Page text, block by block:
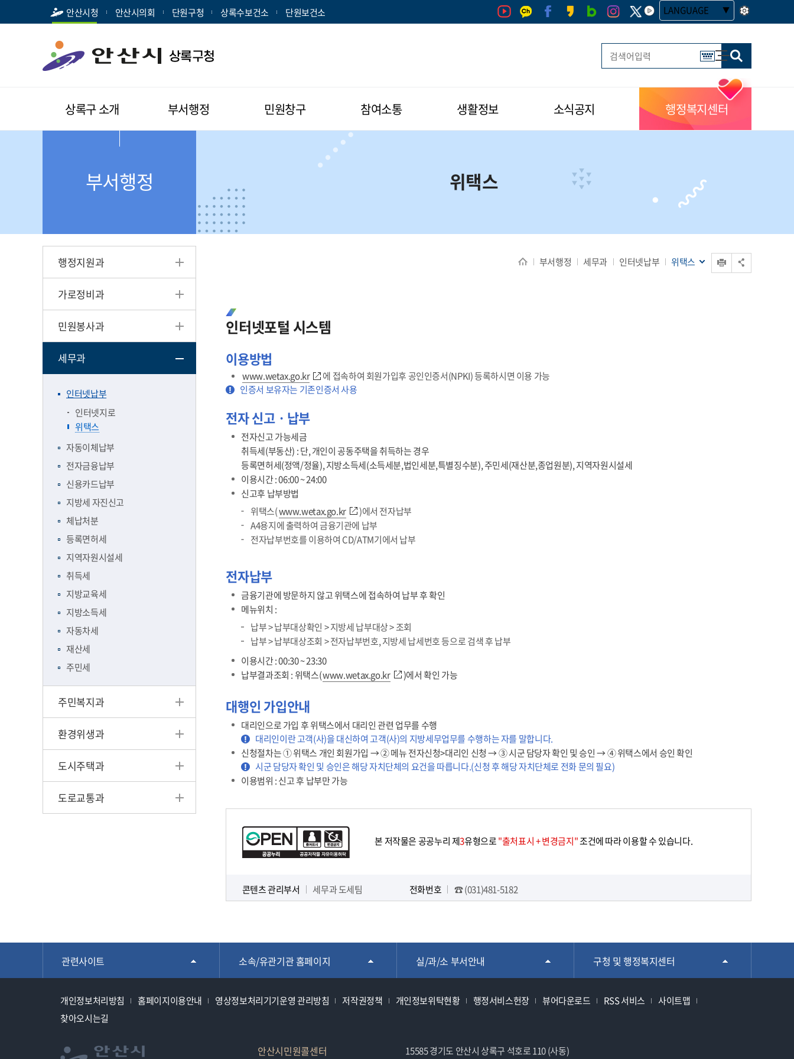
안산시청 안산시의회 단원구청 상록수보건소 단원보건소 LANGUAGE
상록구 소개 부서행정 민원창구 참여소통 생활정보 소식공지 행정복지센터
부서행정 위택스
부서행정 세무과 인터넷납부 위택스
행정지원과
가로정비과
민원봉사과
세무과
인터넷납부
인터넷지로
위택스
자동이체납부
전자금융납부
신용카드납부
지방세 자진신고
체납처분
등록면허세
지역자원시설세
취득세
지방교육세
지방소득세
자동차세
재산세
주민세
주민복지과
환경위생과
도시주택과
도로교통과
인터넷포털 시스템
이용방법
www.wetax.go.kr
에 접속하여 회원가입후 공인인증서(NPKI) 등록하시면 이용 가능
인증서 보유자는 기존인증서 사용
전자 신고ㆍ납부
전자신고 가능세금
취득세(부동산) : 단, 개인이 공동주택을 취득하는 경우
등록면허세(정액/정율), 지방소득세(소득세분,법인세분,특별징수분), 주민세(재산분,종업원분), 지역자원시설세
이용시간 : 06:00 ~ 24:00
신고후 납부방법
위택스(www.wetax.go.kr
)에서 전자납부
A4용지에 출력하여 금융기관에 납부
전자납부번호를 이용하여 CD/ATM기에서 납부
전자납부
금융기관에 방문하지 않고 위택스에 접속하여 납부 후 확인
메뉴위치 :
납부 > 납부대상확인 > 지방세 납부대상 > 조회
납부 > 납부대상조회 > 전자납부번호, 지방세 납세번호 등으로 검색 후 납부
이용시간 : 00:30 ~ 23:30
납부결과조회 : 위택스(www.wetax.go.kr )에서 확인 가능
대행인 가입안내
대리인으로 가입 후 위택스에서 대리인 관련 업무를 수행
대리인이란 고객(사)을 대신하여 고객(사)의 지방세무업무를 수행하는 자를 말합니다.
신청절차는 ① 위택스 개인 회원가입 → ② 메뉴 전자신청>대리인 신청 → ③ 시군 담당자 확인 및 승인 → ④ 위택스에서 승인 확인
시군 담당자 확인 및 승인은 해당 자치단체의 요건을 따릅니다.(신청 후 해당 자치단체로 전화 문의 필요)
이용범위 : 신고 후 납부만 가능
본 저작물은 공공누리 제3유형으로"출처표시 + 변경금지"조건에 따라 이용할 수 있습니다.
콘텐츠 관리부서 세무과 도세팀 전화번호 ☎ (031)481-5182
관련사이트 소속/유관기관 홈페이지 실/과/소 부서안내 구청 및 행정복지센터
개인정보처리방침 홈페이지이용안내 영상정보처리기기운영 관리방침 저작권정책 개인정보위탁현황 행정서비스헌장 뷰어다운로드 RSS 서비스
사이트맵
찾아오시는길
안산시민원콜센터 15585 경기도 안산시 상록구 석호로 110 (사동)